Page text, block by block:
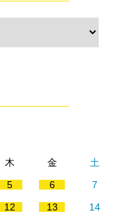
木 金
土
5 6
7
12 13
14